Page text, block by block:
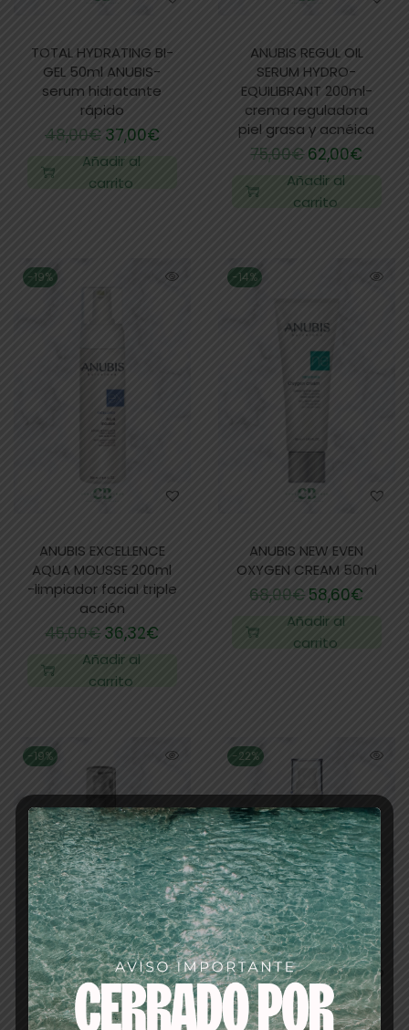
TOTAL HYDRATING BI-
GEL 50ml ANUBIS-
serum hidratante
rápido
48,00€ 37,00€
Añadir al
carrito
ANUBIS REGUL OIL
SERUM HYDRO-
EQUILIBRANT 200ml-
crema reguladora
piel grasa y acnéica
75,00€62,00€
Añadir al
carrito
-19%
ANUBIS EXCELLENCE
AQUA MOUSSE 200ml
-limpiador facial triple
acción
45,00€36,32€
Añadir al
carrito
-14%
ANUBIS NEW EVEN
OXYGEN CREAM 50ml
68,00€58,60€
Añadir al
carrito
-19% -22%